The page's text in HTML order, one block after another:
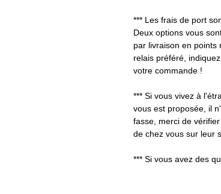
*** Les frais de port
Deux options vous
par livraison en
relais préféré,
votre commande !
*** Si vous vivez à
vous est proposée, il
fasse, merci de
de chez vous sur leur
*** Si vous avez des